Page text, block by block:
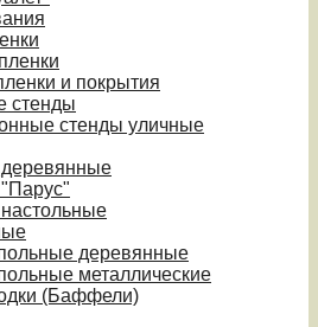
и покрытия
стенды
стенды уличные
деревянные
металлические
(Баффели)